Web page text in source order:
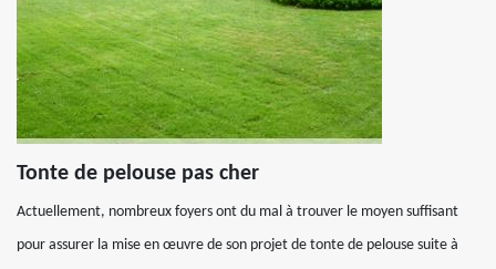
Tonte de pelouse pas cher
Actuellement, nombreux foyers ont du mal à trouver le moyen suffisant
pour assurer la mise en œuvre de son projet de tonte de pelouse suite à